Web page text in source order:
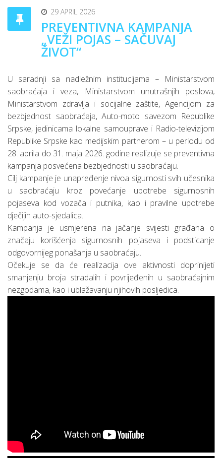
29 APRIL 2026
PREVENTIVNA KAMPANJA
„VEŽI POJAS – SAČUVAJ
ŽIVOT“
U saradnji sa nadležnim institucijama – Ministarstvom
saobraćaja i veza, Ministarstvom unutrašnjih poslova,
Ministarstvom zdravlja i socijalne zaštite, Agencijom za
bezbjednost saobraćaja, Auto-moto savezom Republike
Srpske, jedinicama lokalne samouprave i Radio-televizijom
Republike Srpske kao medijskim partnerom – u periodu od
28. aprila do 31. maja 2026. godine realizuje se preventivna
kampanja posvećena bezbjednosti u saobraćaju.
Cilj kampanje je unapređenje nivoa sigurnosti svih učesnika
u saobraćaju kroz povećanje upotrebe sigurnosnih
pojaseva kod vozača i putnika, kao i pravilne upotrebe
dječijih auto-sjedalica.
Kampanja je usmjerena na jačanje svijesti građana o
značaju korišćenja sigurnosnih pojaseva i podsticanje
odgovornijeg ponašanja u saobraćaju.
Očekuje se da će realizacija ove aktivnosti doprinijeti
smanjenju broja stradalih i povrijeđenih u saobraćajnim
nezgodama, kao i ublažavanju njihovih posljedica.